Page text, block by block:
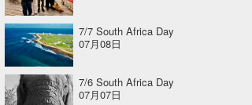
7/7 South Africa Day
07月08日
7/6 South Africa Day
07月07日